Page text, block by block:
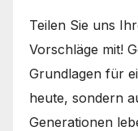
Teilen Sie uns
Vorschläge mit!
Grundlagen für
heute, sondern
Generationen